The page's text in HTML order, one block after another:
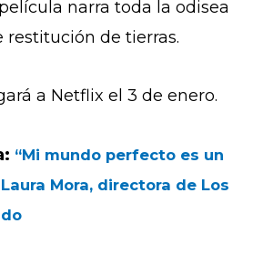
narra toda la odisea
restitución de tierras.
a Netflix el 3 de enero.
“Mi mundo perfecto es un
Mora, directora de Los